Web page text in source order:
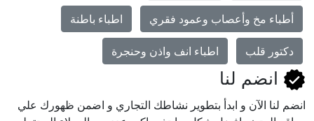
أطباء مخ وأعصاب وعمود فقري اطباء باطنة
دكتور قلب اطباء انف واذن وحنجرة
انضم لنا
انضم لنا اﻵن و ابدأ بتطوير نشاطك التجاري و اضمن ظهورك علي